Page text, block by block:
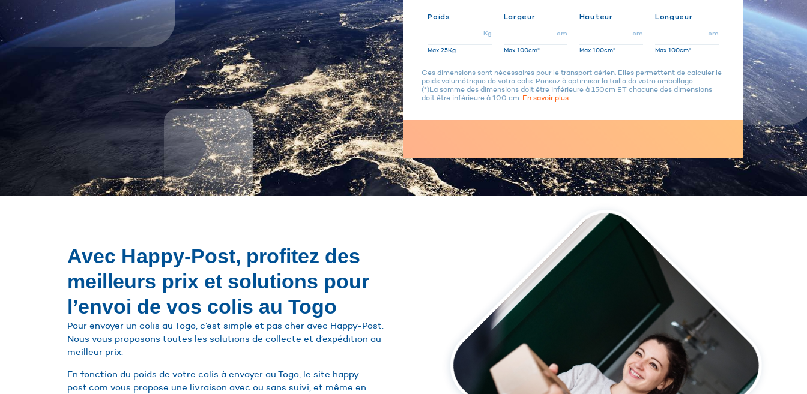
Poids
Kg
Max 25Kg
Largeur
cm
Max 100cm*
Hauteur
cm
Max 100cm*
Longueur
cm
Max 100cm*
Ces dimensions sont nécessaires pour le transport aérien. Elles permettent de calculer le
poids volumétrique de votre colis. Pensez à optimiser la taille de votre emballage.
(*)La somme des dimensions doit être inférieure à 150cm ET chacune des dimensions
doit être inférieure à 100 cm. En savoir plus
Avec Happy-Post, profitez des
meilleurs prix et solutions pour
l’envoi de vos colis au Togo
Pour envoyer un colis au Togo, c’est simple et pas cher avec Happy-Post.
Nous vous proposons toutes les solutions de collecte et d’expédition au
meilleur prix.
En fonction du poids de votre colis à envoyer au Togo, le site happy-
post.com vous propose une livraison avec ou sans suivi, et même en